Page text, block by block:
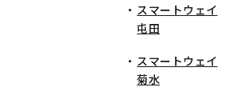
スマートウェイ
屯田
スマートウェイ
菊水